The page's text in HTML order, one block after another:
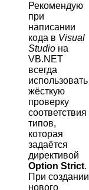
Рекомендую
при
написании
кода в Visual
Studio на
VB.NET
всегда
использовать
жёсткую
проверку
соответствия
типов,
которая
задаётся
директивой
Option Strict.
При создании
нового